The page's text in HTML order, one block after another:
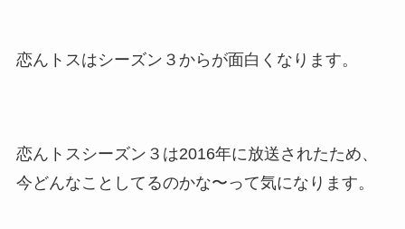
恋んトスはシーズン３からが面白くなります。
恋んトスシーズン３は2016年に放送されたため、
今どんなことしてるのかな〜って気になります。